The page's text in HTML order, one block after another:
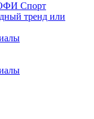
Спорт
тренд или